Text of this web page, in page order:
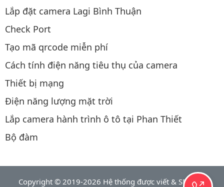
Lắp đặt camera Lagi Bình Thuận
Check Port
Tạo mã qrcode miễn phí
Cách tính điện năng tiêu thụ của camera
Thiết bị mạng
Điện năng lượng mặt trời
Lắp camera hành trình ô tô tại Phan Thiết
Bộ đàm
Copyright © 2019-2026 Hệ thống được viết & SEO bởi